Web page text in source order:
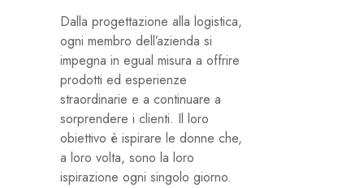
Dalla progettazione alla logistica,
ogni membro dell’azienda si
impegna in egual misura a offrire
prodotti ed esperienze
straordinarie e a continuare a
sorprendere i clienti. Il loro
obiettivo è ispirare le donne che,
a loro volta, sono la loro
ispirazione ogni singolo giorno.